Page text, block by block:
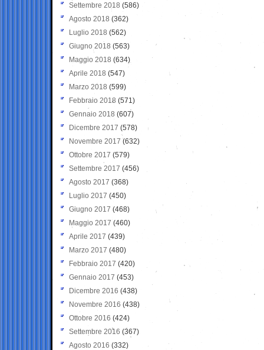
Settembre 2018 (586)
Agosto 2018 (362)
Luglio 2018 (562)
Giugno 2018 (563)
Maggio 2018 (634)
Aprile 2018 (547)
Marzo 2018 (599)
Febbraio 2018 (571)
Gennaio 2018 (607)
Dicembre 2017 (578)
Novembre 2017 (632)
Ottobre 2017 (579)
Settembre 2017 (456)
Agosto 2017 (368)
Luglio 2017 (450)
Giugno 2017 (468)
Maggio 2017 (460)
Aprile 2017 (439)
Marzo 2017 (480)
Febbraio 2017 (420)
Gennaio 2017 (453)
Dicembre 2016 (438)
Novembre 2016 (438)
Ottobre 2016 (424)
Settembre 2016 (367)
Agosto 2016 (332)